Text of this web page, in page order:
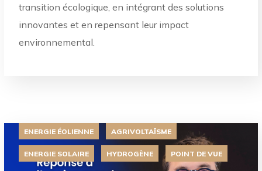
transition écologique, en intégrant des solutions
innovantes et en repensant leur impact
environnemental.
ENERGIE ÉOLIENNE AGRIVOLTAÏSME
ENERGIE SOLAIRE HYDROGÈNE POINT DE VUE